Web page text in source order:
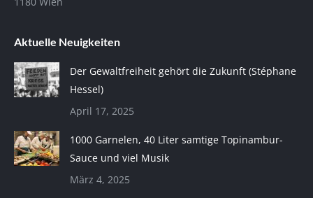
Aktuelle Neuigkeiten
Der Gewaltfreiheit gehört die Zukunft (Stéphane
Hessel)
April 17, 2025
1000 Garnelen, 40 Liter samtige Topinambur-
Sauce und viel Musik
März 4, 2025